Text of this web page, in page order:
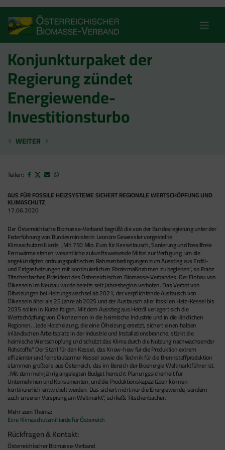
content
Konjunkturpaket der
Regierung zündet
Energiewende-
Investitionsturbo
BIOMASSE-VERBAND BEGRÜSST FORSTPAKET DER
WEITER
Teilen:
AUS FÜR FOSSILE HEIZSYSTEME SICHERT REGIONALE WERTSCHÖPFUNG UND
KLIMASCHUTZ
17.06.2020
Der Österreichische Biomasse-Verband begrüßt die von der Bundesregierung unter der
Federführung von Bundesministerin Leonore Gewessler vorgestellte
Klimaschutzmilliarde. „Mit 750 Mio. Euro für Kesseltausch, Sanierung und fossilfreie
Fernwärme stehen wesentliche zukunftsweisende Mittel zur Verfügung, um die
angekündigten ordnungspolitischen Rahmenbedingungen zum Ausstieg aus Erdöl-
und Erdgasheizungen mit kontinuierlichen Fördermaßnahmen zu begleiten“, so Franz
Titschenbacher, Präsident des Österreichischen Biomasse-Verbandes. Der Einbau von
Ölkesseln im Neubau wurde bereits seit Jahresbeginn verboten. Das Verbot von
Ölheizungen bei Heizungswechsel ab 2021, der verpflichtende Austausch von
Ölkesseln älter als 25 Jahre ab 2025 und der Austausch aller fossilen Heiz-Kessel bis
2035 sollen in Kürze folgen. Mit dem Ausstieg aus Heizöl verlagert sich die
Wertschöpfung von Ölkonzernen in die heimische Industrie und in die ländlichen
Regionen. „Jede Holzheizung, die eine Ölheizung ersetzt, sichert einen halben
inländischen Arbeitsplatz in der Industrie und Installationsbranche, stärkt die
heimische Wertschöpfung und schützt das Klima durch die Nutzung nachwachsender
Rohstoffe.“ Der Stahl für den Kessel, das Know-how für die Produktion extrem
effizienter und feinstaubarmer Kessel sowie die Technik für die Brennstoffproduktion
stammen großteils aus Österreich, das im Bereich der Bioenergie Weltmarktführer ist.
„Mit dem mehrjährig angelegten Budget herrscht Planungssicherheit für
Unternehmen und Konsumenten, und die Produktionskapazitäten können
kontinuierlich entwickelt werden. Das sichert nicht nur die Energiewende, sondern
auch unseren Vorsprung am Weltmarkt“, schließt Titschenbacher.
Mehr zum Thema:
Eine Klimaschutzmilliarde für Österreich
Rückfragen & Kontakt:
Österreichischer Biomasse-Verband